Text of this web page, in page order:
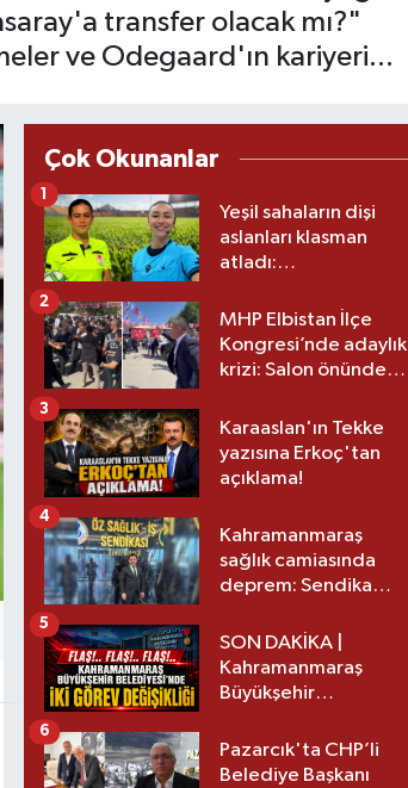
transfer olacak mı?"
ve Odegaard'ın kariyeri...
Çok Okunanlar
Yeşil sahaların dişi
aslanları klasman
atladı:
üst lige iki transfer!
1
MHP Elbistan İlçe
Kongresi’nde adaylık
krizi: Salon önünde
2
Karaaslan'ın Tekke
yazısına Erkoç'tan
açıklama!
3
Kahramanmaraş
sağlık camiasında
deprem: Sendika
4
SON DAKİKA |
Kahramanmaraş
Büyükşehir
görev değişikliği!
5
Pazarcık'ta CHP’li
Belediye Başkanı
6